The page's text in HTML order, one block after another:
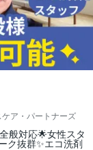
ア・パートナーズ
般対応🌟女性スタ
ク抜群✨エコ洗剤